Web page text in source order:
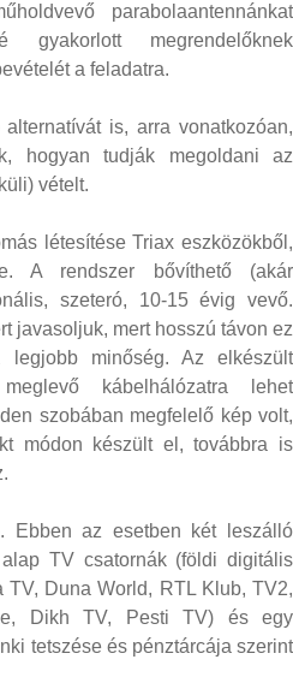
parabolaantennánkat
gyakorlott megrendelőknek
a feladatra.
is, arra vonatkozóan,
hogyan tudják megoldani az
vételt.
létesítése Triax eszközökből,
A rendszer bővíthető (akár
szeteró, 10-15 évig vevő.
javasoljuk, mert hosszú távon ez
minőség. Az elkészült
kábelhálózatra lehet
szobában megfelelő kép volt,
módon készült el, továbbra is
Ebben az esetben két leszálló
TV csatornák (földi digitális
TV, Duna World, RTL Klub, TV2,
Dikh TV, Pesti TV) és egy
tetszése és pénztárcája szerint